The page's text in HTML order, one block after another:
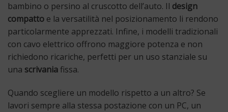
bambino o persino al cruscotto dell’auto. Il design
compatto e la versatilità nel posizionamento li rendono
particolarmente apprezzati. Infine, i modelli tradizionali
con cavo elettrico offrono maggiore potenza e non
richiedono ricariche, perfetti per un uso stanziale su
una scrivania fissa.
Quando scegliere un modello rispetto a un altro? Se
lavori sempre alla stessa postazione con un PC, un